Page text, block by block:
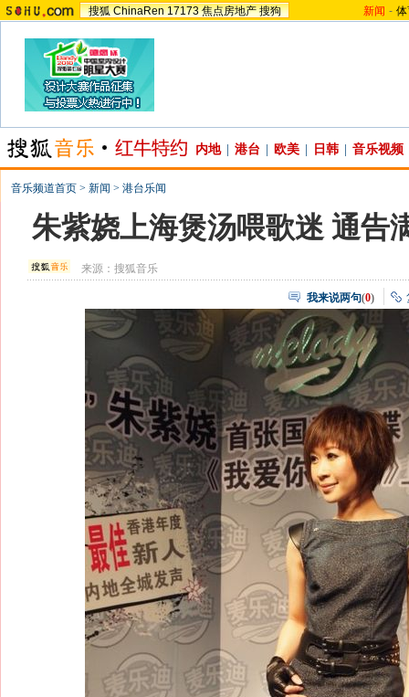
搜狐 ChinaRen 17173 焦点房地产 搜狗 新闻 -
内地 港台 欧美 日韩 音乐视频
音乐频道首页 > 新闻 > 港台乐闻
朱紫娆上海煲汤喂歌迷 通告
来源：搜狐音乐
我来说两句(0)